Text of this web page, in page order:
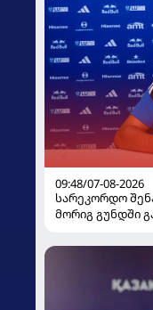
09:48/07-08-2026
სარეკორდო
მორიგ გუნდში